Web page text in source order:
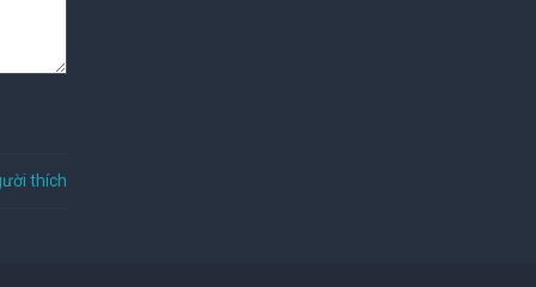
thích